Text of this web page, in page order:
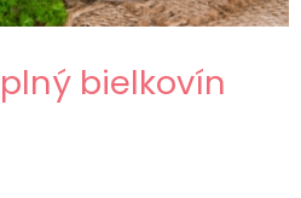
bielkovín